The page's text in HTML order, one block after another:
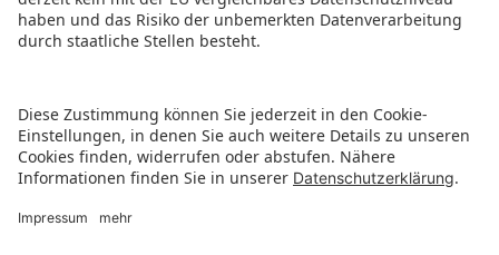
PRESSETICKER ALS PDF HERUNTERLADEN